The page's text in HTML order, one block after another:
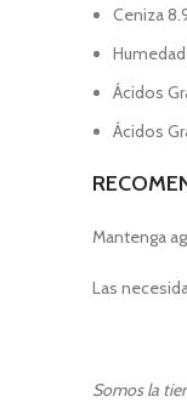
Ceniza
Ácidos
Ácidos
Mantenga
Las
Somos la